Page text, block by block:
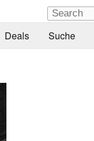
Deals Suche